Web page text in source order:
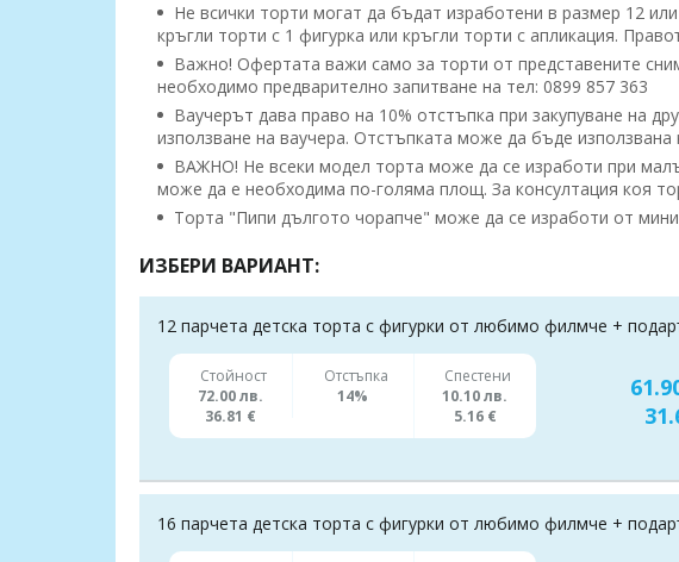
Не всички торти могат да бъдат изработени в размер 12
кръгли торти с 1 фигурка или кръгли торти с апликация.
Важно! Офертата важи само за торти от представените
необходимо предварително запитване на тел: 0899 857 363
Ваучерът дава право на 10% отстъпка при закупуване на
използване на ваучера. Отстъпката може да бъде използвана
ВАЖНО! Не всеки модел торта може да се изработи при
може да е необходима по-голяма площ. За консултация коя
Торта "Пипи дългото чорапче" може да се изработи от
ИЗБЕРИ ВАРИАНТ:
12 парчета детска торта с фигурки от любимо филмче +
Стойност
72.00 лв.
36.81 €
Отстъпка
14%
Спестени
10.10 лв.
5.16 €
16 парчета детска торта с фигурки от любимо филмче +